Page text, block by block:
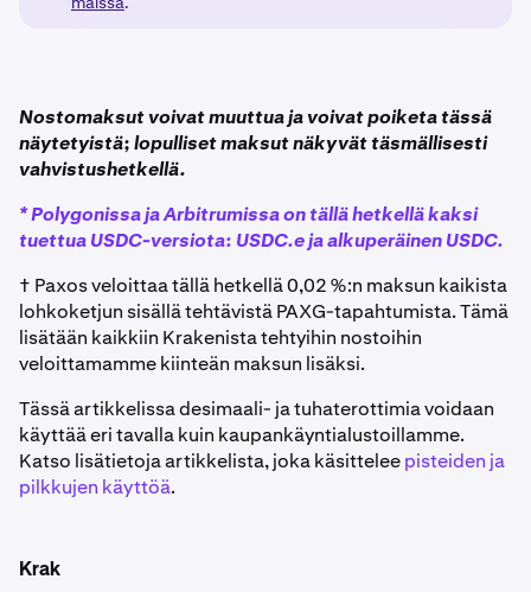
Nostomaksut voivat muuttua ja voivat poiketa tässä
näytetyistä; lopulliset maksut näkyvät täsmällisesti
vahvistushetkellä.
* Polygonissa ja Arbitrumissa on tällä hetkellä kaksi
tuettua USDC-versiota: USDC.e ja alkuperäinen USDC.
† Paxos veloittaa tällä hetkellä 0,02 %:n maksun kaikista
lohkoketjun sisällä tehtävistä PAXG-tapahtumista. Tämä
lisätään kaikkiin Krakenista tehtyihin nostoihin
veloittamamme kiinteän maksun lisäksi.
Tässä artikkelissa desimaali- ja tuhaterottimia voidaan
käyttää eri tavalla kuin kaupankäyntialustoillamme.
Katso lisätietoja artikkelista, joka käsitteleepisteiden ja
pilkkujen käyttöä.
Krak